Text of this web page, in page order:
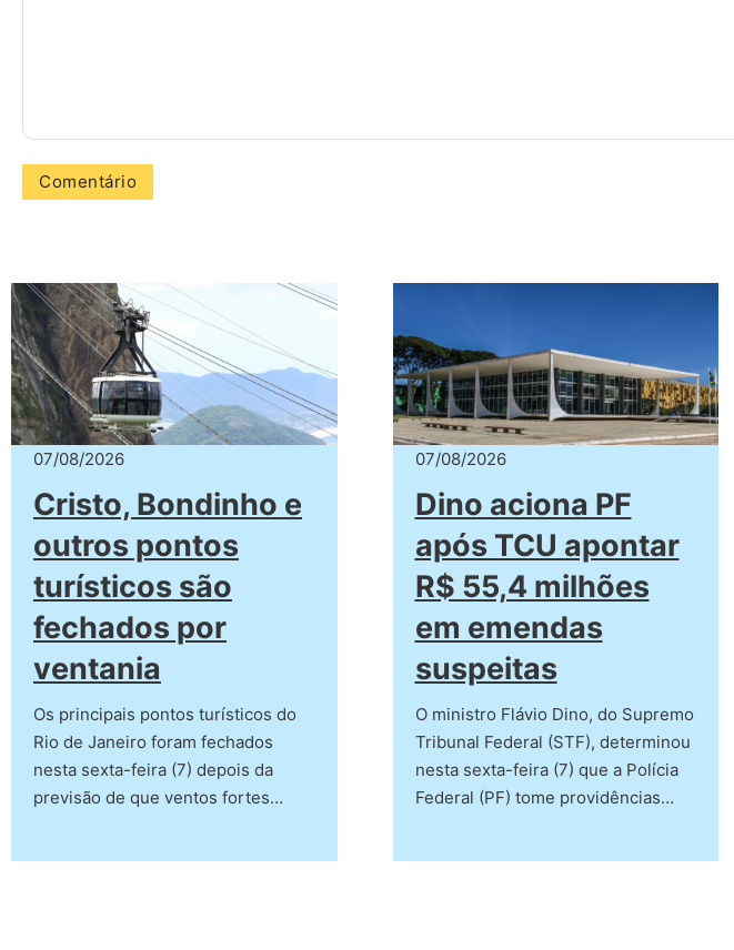
07/08/2026
Cristo, Bondinho e
outros pontos
turísticos são
fechados por
ventania
Os principais pontos turísticos do
Rio de Janeiro foram fechados
nesta sexta-feira (7) depois da
previsão de que ventos fortes…
07/08/2026
Dino aciona PF
após TCU apontar
R$ 55,4 milhões
em emendas
suspeitas
O ministro Flávio Dino, do Supremo
Tribunal Federal (STF), determinou
nesta sexta-feira (7) que a Polícia
Federal (PF) tome providências…